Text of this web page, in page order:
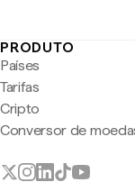
PRODUTO
Países
Tarifas
Cripto
Conversor de